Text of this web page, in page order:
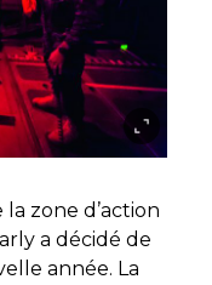
zone d’action
a décidé de
année. La